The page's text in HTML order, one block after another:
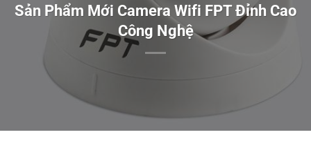
Sản Phẩm Mới Camera Wifi FPT Đỉnh Cao
Công Nghệ